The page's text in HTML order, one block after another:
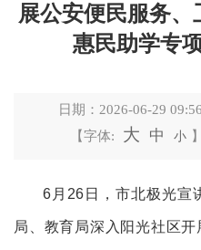
展公安便民服务
惠民助学专
日期： 2026-06-29 09:56
【字体:
大 中 小 】
6月26日，市北极光宣
局、教育局深入阳光社区